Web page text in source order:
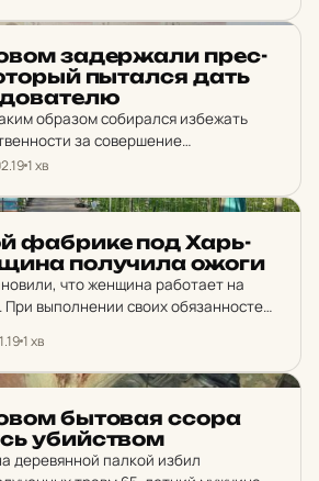
за­дер­жа­ли прес­
пытал­ся дать
образом собирался избежать
за совершение
1 хв
фаб­ри­ке под Харь­
по­лу­чи­ла ожоги
что женщина работает на
выполнении своих обязанностей
1 хв
быто­вая ссора
убий­ством
деревянной палкой избил